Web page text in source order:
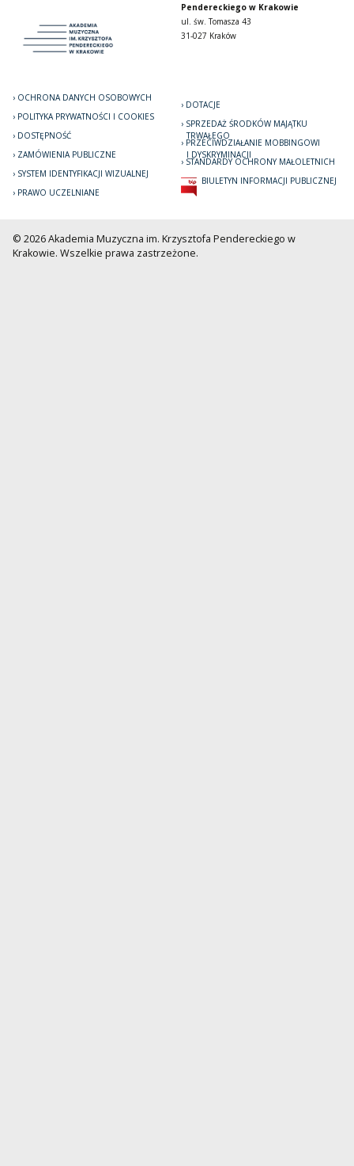
Pendereckiego w Krakowie
ul. św. Tomasza 43
31-027 Kraków
OCHRONA DANYCH OSOBOWYCH
POLITYKA PRYWATNOŚCI I COOKIES
DOSTĘPNOŚĆ
ZAMÓWIENIA PUBLICZNE
SYSTEM IDENTYFIKACJI WIZUALNEJ
PRAWO UCZELNIANE
DOTACJE
SPRZEDAŻ ŚRODKÓW MAJĄTKU
TRWAŁEGO
PRZECIWDZIAŁANIE MOBBINGOWI
I DYSKRYMINACJI
STANDARDY OCHRONY MAŁOLETNICH
BIULETYN INFORMACJI PUBLICZNEJ
© 2026 Akademia Muzyczna im. Krzysztofa Pendereckiego w
Krakowie. Wszelkie prawa zastrzeżone.